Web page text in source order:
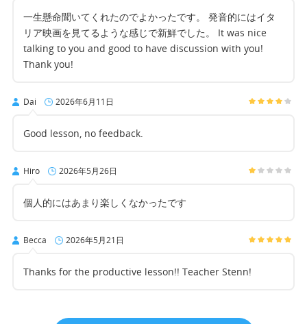
一生懸命聞いてくれたのでよかったです。 発音的にはイタ
リア映画を見てるような感じで新鮮でした。 It was nice
talking to you and good to have discussion with you!
Thank you!
Dai 2026年6月11日
Good lesson, no feedback.
Hiro 2026年5月26日
個人的にはあまり楽しくなかったです
Becca 2026年5月21日
Thanks for the productive lesson!! Teacher Stenn!